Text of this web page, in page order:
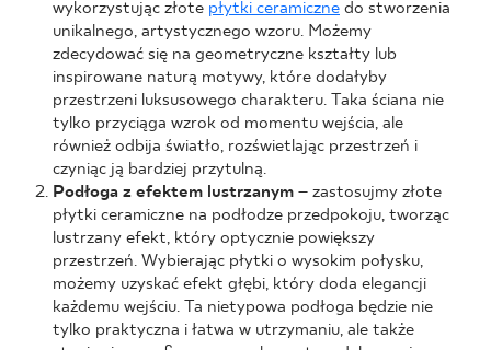
wykorzystując złote płytki ceramiczne do stworzenia
unikalnego, artystycznego wzoru. Możemy
zdecydować się na geometryczne kształty lub
inspirowane naturą motywy, które dodałyby
przestrzeni luksusowego charakteru. Taka ściana nie
tylko przyciąga wzrok od momentu wejścia, ale
również odbija światło, rozświetlając przestrzeń i
czyniąc ją bardziej przytulną.
Podłoga z efektem lustrzanym – zastosujmy złote
płytki ceramiczne na podłodze przedpokoju, tworząc
lustrzany efekt, który optycznie powiększy
przestrzeń. Wybierając płytki o wysokim połysku,
możemy uzyskać efekt głębi, który doda elegancji
każdemu wejściu. Ta nietypowa podłoga będzie nie
tylko praktyczna i łatwa w utrzymaniu, ale także